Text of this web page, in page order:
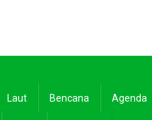
Laut Bencana Agenda